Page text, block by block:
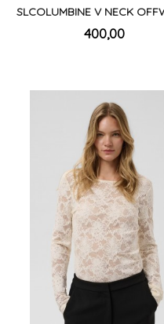
SLCOLUMBINE V NECK
Pris
400,00mva.